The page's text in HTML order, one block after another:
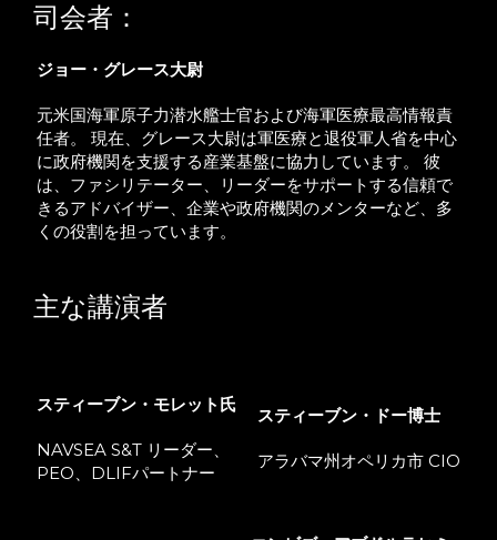
司会者：
ジョー・グレース大尉
元米国海軍原子力潜水艦士官および海軍医療最高情報責
任者。 現在、グレース大尉は軍医療と退役軍人省を中心
に政府機関を支援する産業基盤に協力しています。 彼
は、ファシリテーター、リーダーをサポートする信頼で
きるアドバイザー、企業や政府機関のメンターなど、多
くの役割を担っています。
主な講演者
スティーブン ・モレット氏
NAVSEA S&T リーダー、
PEO、DLIFパートナー
スティーブン・ドー博士
アラバマ州オペリカ市 CIO